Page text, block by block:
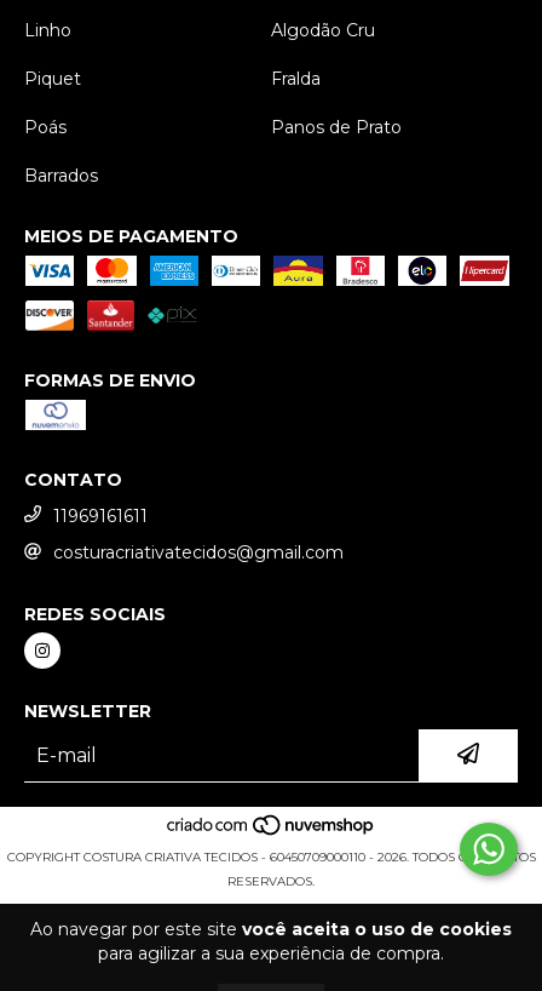
Ao navegar por este site você aceita o uso de cookies
para agilizar a sua experiência de compra.
Linho Algodão Cru
Piquet Fralda
Poás Panos de Prato
Barrados
MEIOS DE PAGAMENTO
FORMAS DE ENVIO
CONTATO
11969161611
costuracriativatecidos@gmail.com
REDES SOCIAIS
NEWSLETTER
COPYRIGHT COSTURA CRIATIVA TECIDOS - 60450709000110 - 2026. TODOS OS DIREITOS
RESERVADOS.